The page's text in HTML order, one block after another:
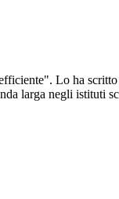
Lo ha
larga negli istituti